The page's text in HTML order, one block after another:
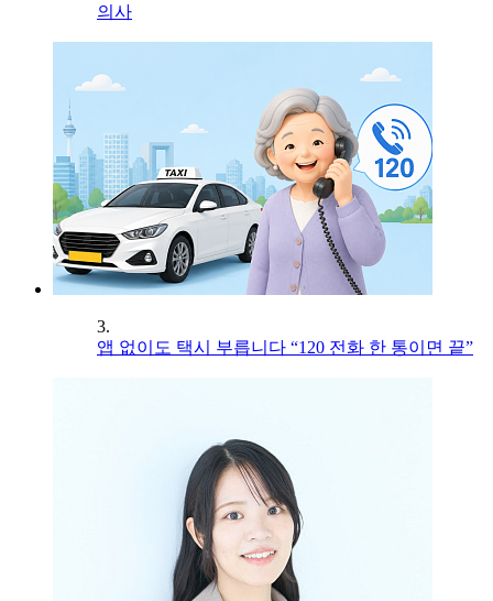
의사
3.
앱 없이도 택시 부릅니다 “120 전화 한 통이면 끝”